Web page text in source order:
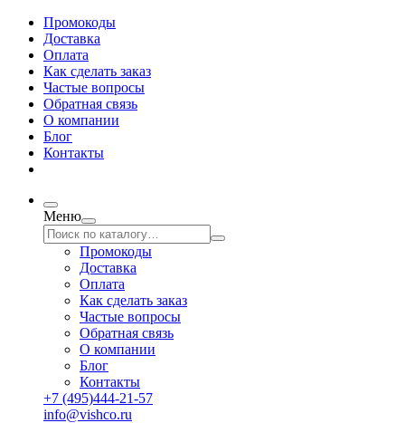
Промокоды
Доставка
Оплата
Как сделать заказ
Частые вопросы
Обратная связь
О компании
Блог
Контакты
Меню
Промокоды
Доставка
Оплата
Как сделать заказ
Частые вопросы
Обратная связь
О компании
Блог
Контакты
+7 (495)444-21-57
info@vishco.ru